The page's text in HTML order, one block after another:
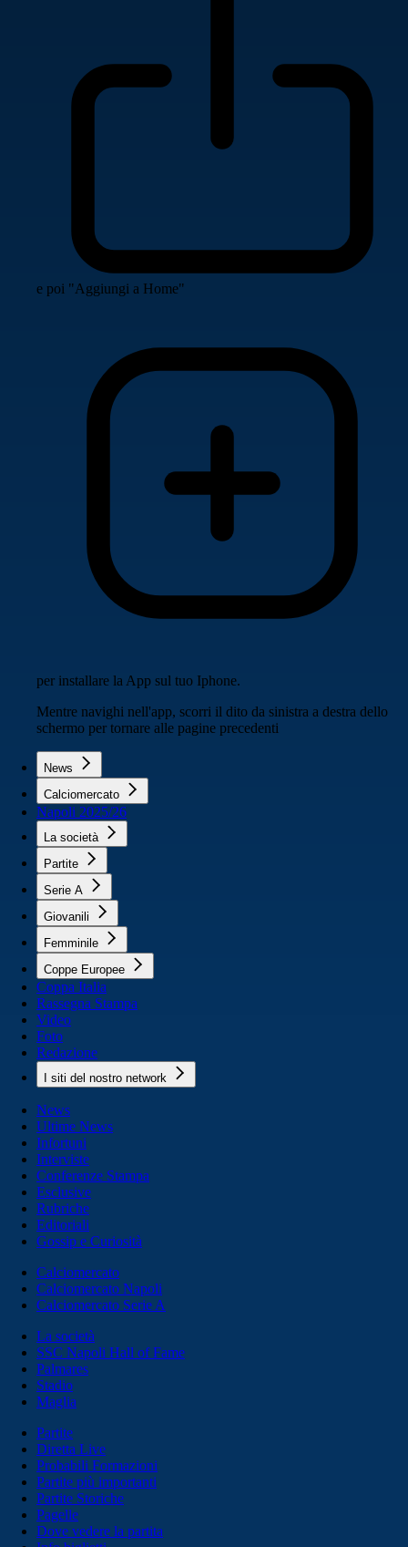
e poi "Aggiungi a Home"
per installare la App sul tuo Iphone.
Mentre navighi nell'app, scorri il dito da sinistra a destra dello
schermo per tornare alle pagine precedenti
News
Calciomercato
Napoli 2025/26
La società
Partite
Serie A
Giovanili
Femminile
Coppe Europee
Coppa Italia
Rassegna Stampa
Video
Foto
Redazione
I siti del nostro network
News
Ultime News
Infortuni
Interviste
Conferenze Stampa
Esclusive
Rubriche
Editoriali
Gossip e Curiosità
Calciomercato
Calciomercato Napoli
Calciomercato Serie A
La società
SSC Napoli Hall of Fame
Palmares
Stadio
Maglia
Partite
Diretta Live
Probabili Formazioni
Partite più importanti
Partite Storiche
Pagelle
Dove vedere la partita